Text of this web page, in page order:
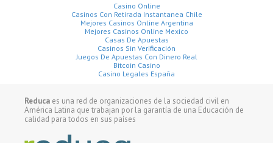
Casino Online
Casinos Con Retirada Instantanea Chile
Mejores Casinos Online Argentina
Mejores Casinos Online Mexico
Casas De Apuestas
Casinos Sin Verificación
Juegos De Apuestas Con Dinero Real
Bitcoin Casino
Casino Legales España
Reduca es una red de organizaciones de la sociedad civil en
América Latina que trabajan por la garantía de una Educación de
calidad para todos en sus países